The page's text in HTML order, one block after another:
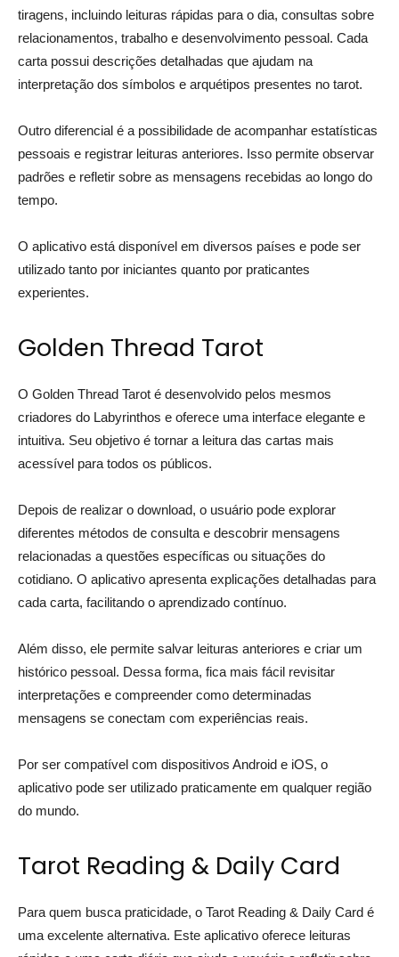
tiragens, incluindo leituras rápidas para o dia, consultas sobre
relacionamentos, trabalho e desenvolvimento pessoal. Cada
carta possui descrições detalhadas que ajudam na
interpretação dos símbolos e arquétipos presentes no tarot.
Outro diferencial é a possibilidade de acompanhar estatísticas
pessoais e registrar leituras anteriores. Isso permite observar
padrões e refletir sobre as mensagens recebidas ao longo do
tempo.
O aplicativo está disponível em diversos países e pode ser
utilizado tanto por iniciantes quanto por praticantes
experientes.
Golden Thread Tarot
O Golden Thread Tarot é desenvolvido pelos mesmos
criadores do Labyrinthos e oferece uma interface elegante e
intuitiva. Seu objetivo é tornar a leitura das cartas mais
acessível para todos os públicos.
Depois de realizar o download, o usuário pode explorar
diferentes métodos de consulta e descobrir mensagens
relacionadas a questões específicas ou situações do
cotidiano. O aplicativo apresenta explicações detalhadas para
cada carta, facilitando o aprendizado contínuo.
Além disso, ele permite salvar leituras anteriores e criar um
histórico pessoal. Dessa forma, fica mais fácil revisitar
interpretações e compreender como determinadas
mensagens se conectam com experiências reais.
Por ser compatível com dispositivos Android e iOS, o
aplicativo pode ser utilizado praticamente em qualquer região
do mundo.
Tarot Reading & Daily Card
Para quem busca praticidade, o Tarot Reading & Daily Card é
uma excelente alternativa. Este aplicativo oferece leituras